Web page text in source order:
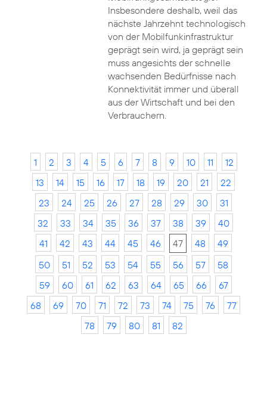
Insbesondere deshalb, weil das
nächste Jahrzehnt technologisch
von der Mobilfunkinfrastruktur
geprägt sein wird, ja geprägt sein
muss angesichts der schnelle
wachsenden Bedürfnisse nach
Konnektivität immer und überall
aus der Wirtschaft und bei den
Verbrauchern.
1 2 3 4 5 6 7 8 9 10 11
12
13
14 15 16 17 18 19 20 21
22
23
24 25 26 27 28 29 30
31
32
33 34 35 36 37 38 39
40
41
42 43 44 45 46 47 48
49
50
51 52 53 54 55 56 57
58
59
60 61 62 63 64 65 66
67
68
69 70 71 72 73 74 75 76
77
78
79 80 81 82